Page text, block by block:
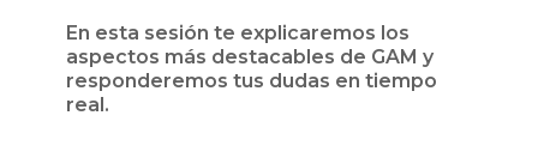
En esta sesión te explicaremos los
aspectos más destacables de GAM y
responderemos tus dudas en tiempo
real.